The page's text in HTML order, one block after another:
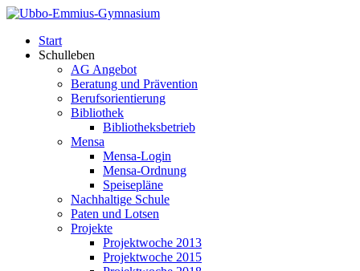
Start
Schulleben
AG Angebot
Beratung und Prävention
Berufsorientierung
Bibliothek
Bibliotheksbetrieb
Mensa
Mensa-Login
Mensa-Ordnung
Speisepläne
Nachhaltige Schule
Paten und Lotsen
Projekte
Projektwoche 2013
Projektwoche 2015